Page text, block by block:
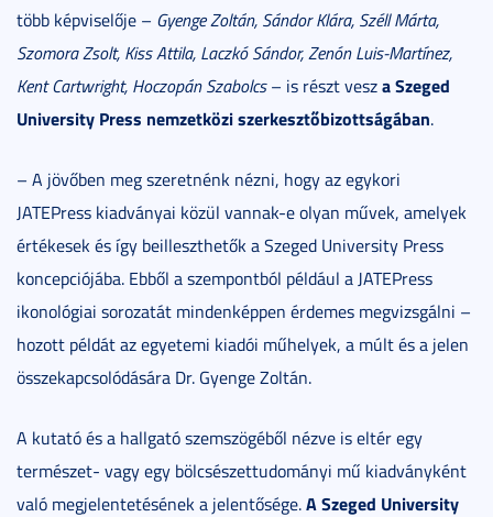
több képviselője – Gyenge Zoltán, Sándor Klára, Széll Márta,
Szomora Zsolt, Kiss Attila, Laczkó Sándor, Zenón Luis-Martínez,
Kent Cartwright, Hoczopán Szabolcs– is részt vesza Szeged
University Press nemzetközi szerkesztőbizottságában.
– A jövőben meg szeretnénk nézni, hogy az egykori
JATEPress kiadványai közül vannak-e olyan művek, amelyek
értékesek és így beilleszthetők a Szeged University Press
koncepciójába. Ebből a szempontból például a JATEPress
ikonológiai sorozatát mindenképpen érdemes megvizsgálni –
hozott példát az egyetemi kiadói műhelyek, a múlt és a jelen
összekapcsolódására Dr. Gyenge Zoltán.
A kutató és a hallgató szemszögéből nézve is eltér egy
természet- vagy egy bölcsészettudományi mű kiadványként
való megjelentetésének a jelentősége.A Szeged University